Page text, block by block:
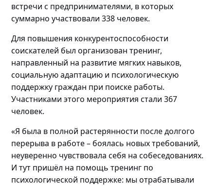
встречи с предпринимателями, в которых
суммарно участвовали 338 человек.
Для повышения конкурентоспособности
соискателей был организован тренинг,
направленный на развитие мягких навыков,
социальную адаптацию и психологическую
поддержку граждан при поиске работы.
Участниками этого мероприятия стали 367
человек.
«Я была в полной растерянности после долгого
перерыва в работе – боялась новых требований,
неуверенно чувствовала себя на собеседованиях.
И тут пришёл на помощь тренинг по
психологической поддержке: мы отрабатывали